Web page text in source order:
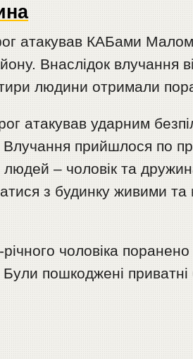
атакував КАБами
Внаслідок влучання
людини отримали
атакував ударним
Влучання прийшлося по
людей – чоловік та
з будинку живими
чоловіка
пошкоджені